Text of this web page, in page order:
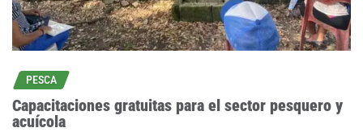
PESCA
Capacitaciones gratuitas para el sector pesquero y
acuícola